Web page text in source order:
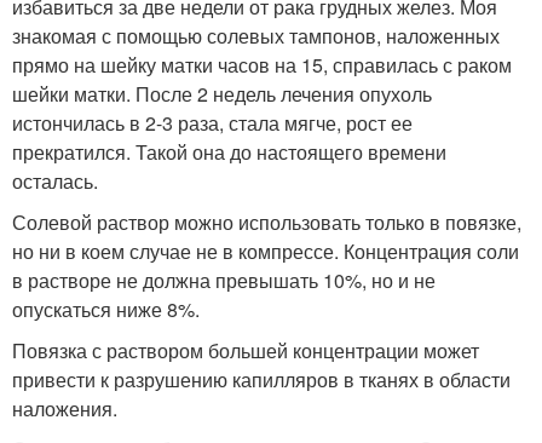
избавиться за две недели от рака грудных желез. Моя
знакомая с помощью солевых тампонов, наложенных
прямо на шейку матки часов на 15, справилась с раком
шейки матки. После 2 недель лечения опухоль
истончилась в 2-3 раза, стала мягче, рост ее
прекратился. Такой она до настоящего времени
осталась.
Солевой раствор можно использовать только в повязке,
но ни в коем случае не в компрессе. Концентрация соли
в растворе не должна превышать 10%, но и не
опускаться ниже 8%.
Повязка с раствором большей концентрации может
привести к разрушению капилляров в тканях в области
наложения.